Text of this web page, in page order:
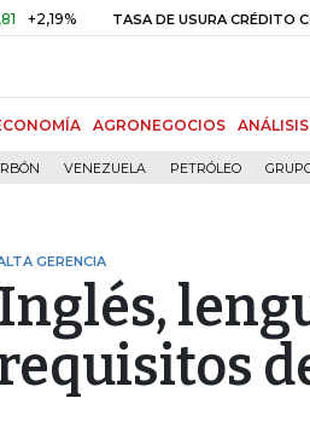
TASA DE USURA CRÉDITO
AGRONEGOCIOS ANÁLISIS
VENEZUELA PETRÓLEO
GERENCIA
Inglés,